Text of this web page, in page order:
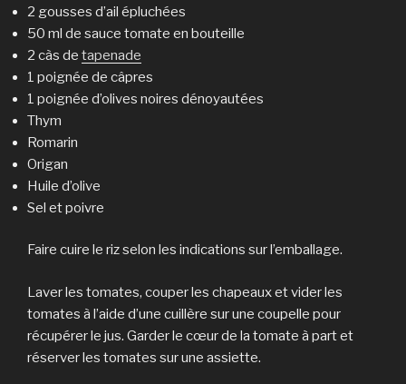
2 gousses d’ail épluchées
50 ml de sauce tomate en bouteille
2 càs de tapenade
1 poignée de câpres
1 poignée d’olives noires dénoyautées
Thym
Romarin
Origan
Huile d’olive
Sel et poivre
Faire cuire le riz selon les indications sur l’emballage.
Laver les tomates, couper les chapeaux et vider les
tomates à l’aide d’une cuillère sur une coupelle pour
récupérer le jus. Garder le cœur de la tomate à part et
réserver les tomates sur une assiette.